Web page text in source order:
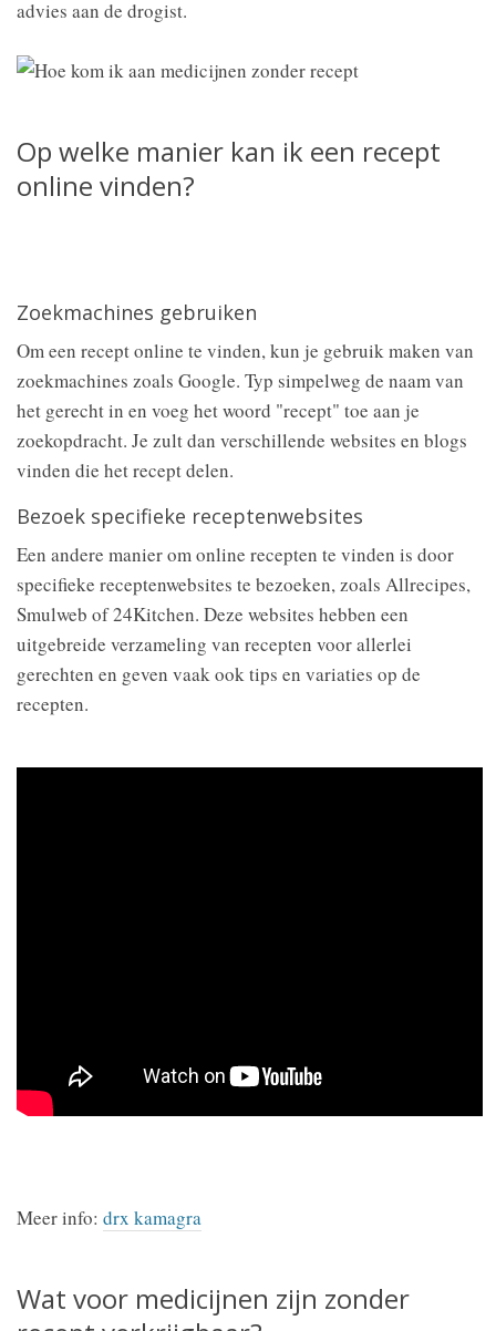
advies aan de drogist.
Op welke manier kan ik een recept
online vinden?
Zoekmachines gebruiken
Om een recept online te vinden, kun je gebruik maken van
zoekmachines zoals Google. Typ simpelweg de naam van
het gerecht in en voeg het woord "recept" toe aan je
zoekopdracht. Je zult dan verschillende websites en blogs
vinden die het recept delen.
Bezoek specifieke receptenwebsites
Een andere manier om online recepten te vinden is door
specifieke receptenwebsites te bezoeken, zoals Allrecipes,
Smulweb of 24Kitchen. Deze websites hebben een
uitgebreide verzameling van recepten voor allerlei
gerechten en geven vaak ook tips en variaties op de
recepten.
Meer info: drx kamagra
Wat voor medicijnen zijn zonder